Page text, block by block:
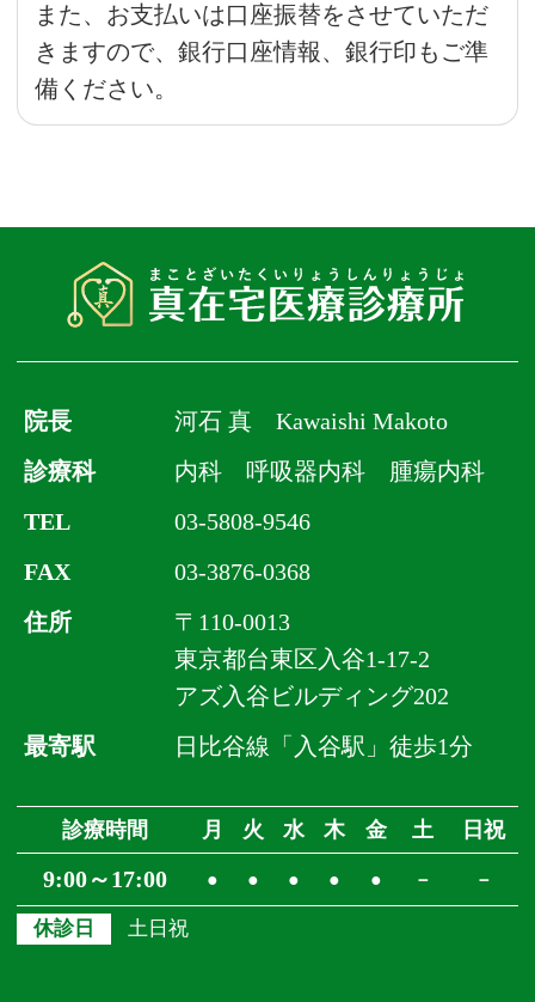
また、お支払いは口座振替をさせていただ
きますので、銀行口座情報、銀行印もご準
備ください。
院長 河石 真 Kawaishi Makoto
診療科 内科 呼吸器内科 腫瘍内科
TEL 03-5808-9546
FAX 03-3876-0368
住所
〒110-0013
東京都台東区入谷1-17-2
アズ入谷ビルディング202
最寄駅 日比谷線「入谷駅」徒歩1分
休診日 土日祝
診療時間 月 火 水 木 金 土 日祝
9:00～17:00 ● ● ● ● ● － －